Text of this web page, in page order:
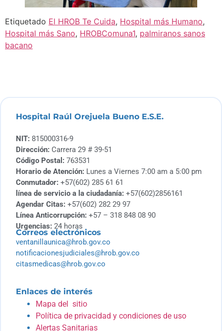
Etiquetado El HROB Te Cuida, Hospital más Humano,
Hospital más Sano, HROBComuna1, palmiranos sanos
bacano
Hospital Raúl Orejuela Bueno E.S.E.
NIT: 815000316-9
Dirección: Carrera 29 # 39-51
Código Postal: 763531
Horario de Atención: Lunes a Viernes 7:00 am a 5:00 pm
Conmutador: +57(602) 285 61 61
línea de servicio a la ciudadanía: +57(602)2856161
Agendar Citas: +57(602) 282 29 97
Línea Anticorrupción: +57 – 318 848 08 90
Urgencias: 24 horas
Correos electrónicos
ventanillaunica@hrob.gov.co
notificacionesjudiciales@hrob.gov.co
citasmedicas@hrob.gov.co
Enlaces de interés
Mapa del sitio
Política de privacidad y condiciones de uso
Alertas Sanitarias